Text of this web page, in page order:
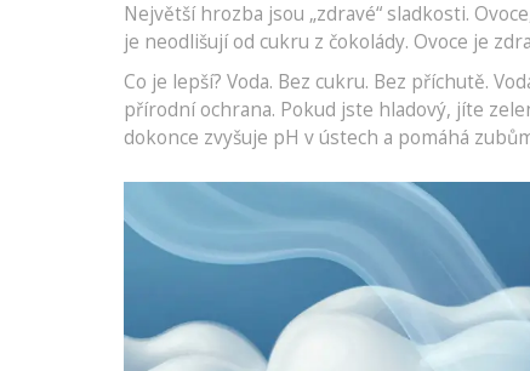
Největší hrozba jsou „zdravé“ sladkosti.
je neodlišují od cukru z čokolády. Ovoce je
Co je lepší? Voda. Bez cukru. Bez příchutě.
přírodní ochrana. Pokud jste hladový, jíte
dokonce zvyšuje pH v ústech a pomáhá